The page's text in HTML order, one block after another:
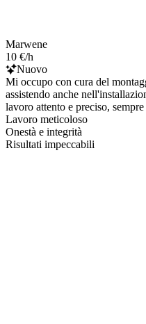
Marwene
10 €/h
Nuovo
Mi occupo con cura del
assistendo anche
lavoro attento e preciso,
Lavoro meticoloso
Onestà e integrità
Risultati impeccabili